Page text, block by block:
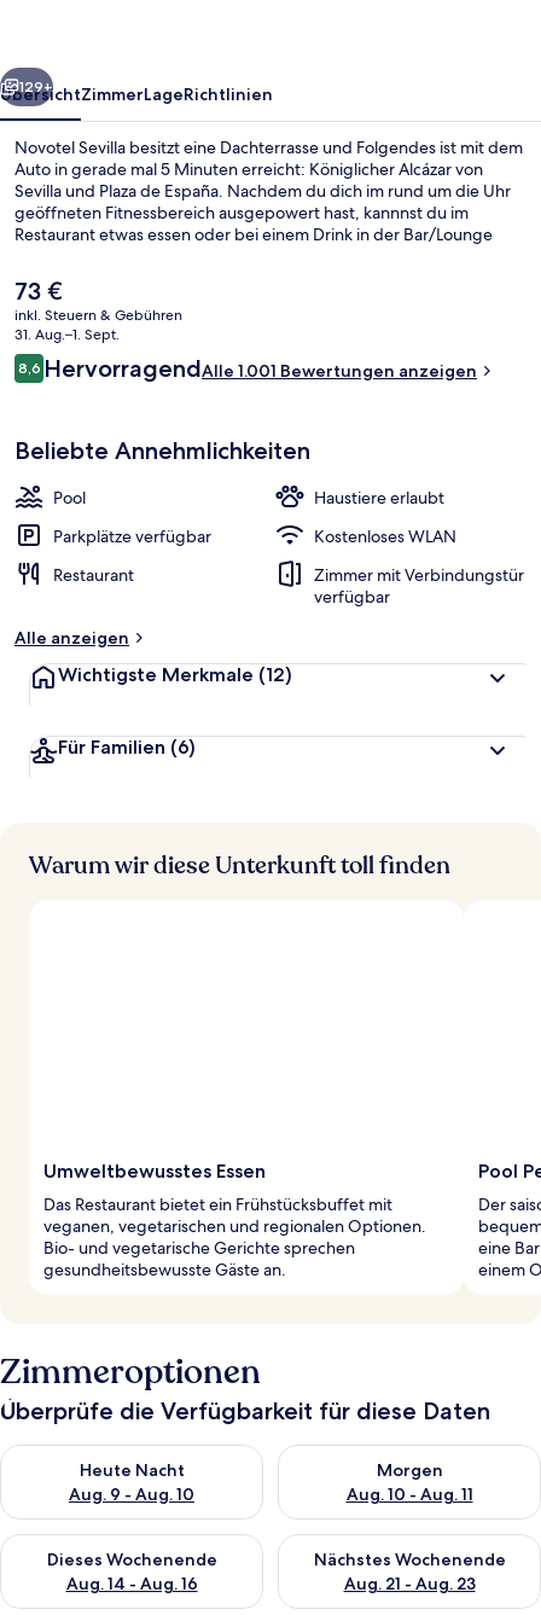
Weiter
129+
ÜbersichtZimmerLageRichtlinien
Novotel Sevilla besitzt eine Dachterrasse und Folgendes ist mit dem
Auto in gerade mal 5 Minuten erreicht: Königlicher Alcázar von
Sevilla und Plaza de España. Nachdem du dich im rund um die Uhr
geöffneten Fitnessbereich ausgepowert hast, kannnst du im
Restaurant etwas essen oder bei einem Drink in der Bar/Lounge
geöffnet) und eine Snackbar sind weitere Highlights. Andere
Reisende lieben das hilfsbereite Personal. Die Unterkunft ist nur
einen kurzen Fußmarsch von den öffentlichen Verkehrsmitteln
entfernt: Zur U-Bahn läuft man 6 Minuten (Gran Plaza) bzw. 13
Minuten (Straßenbahnhaltestelle San Bernardo).
Der
aktuelle
Preis
beträgt
73 €.
73 €
inkl. Steuern & Gebühren
31. Aug.–1. Sept.
Bewertungen
8,68,6 von 10.
HervorragendAlle 1.001 Bewertungen anzeigen
Beliebte Annehmlichkeiten
Pool
Haustiere erlaubt
Parkplätze verfügbar
Kostenloses WLAN
Restaurant
Zimmer mit Verbindungstür
verfügbar
Alle anzeigen
Wichtigste Merkmale (12)
Für Familien (6)
Warum wir diese Unterkunft toll finden
Umweltbewusstes Essen
Das Restaurant bietet ein Frühstücksbuffet mit
veganen, vegetarischen und regionalen Optionen.
Bio- und vegetarische Gerichte sprechen
gesundheitsbewusste Gäste an.
Pool
Der
eine
einem
Zimmeroptionen
Überprüfe die Verfügbarkeit für diese Daten
Heute Nacht
Aug. 9 - Aug. 10
Überprüfe die Verfügbarkeit für heute Nacht, Aug. 9 - Aug.
Morgen
Aug. 10 - Aug. 11
Überprüfe die Verfügbarkeit
Dieses Wochenende
Aug. 14 - Aug. 16
Überprüfe die Verfügbarkeit für dieses Wochenende, Aug. 14
Nächstes Wochenende
Aug. 21 - Aug. 23
Überprüfe die Verfügbarkeit